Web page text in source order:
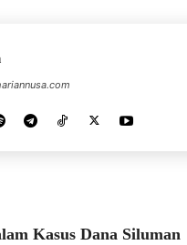
Kasus Dana Siluman